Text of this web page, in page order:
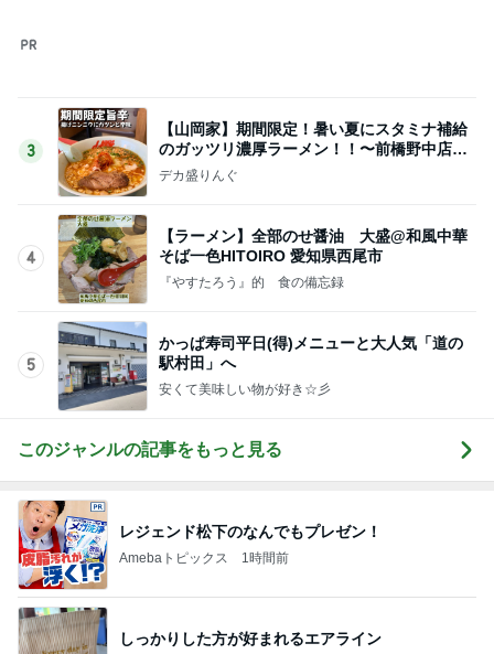
レジェンド松下のなんでもプレゼン！
Amebaトピックス 1時間前
しっかりした方が好まれるエアライン
Amebaトピックス 2日前
病院の後に迷うコメダのかき氷
Amebaトピックス 24時間前
桃の匂いを消した強すぎる匂い
Amebaトピックス 22時間前
枝を曲げたアボカドの新しい芽